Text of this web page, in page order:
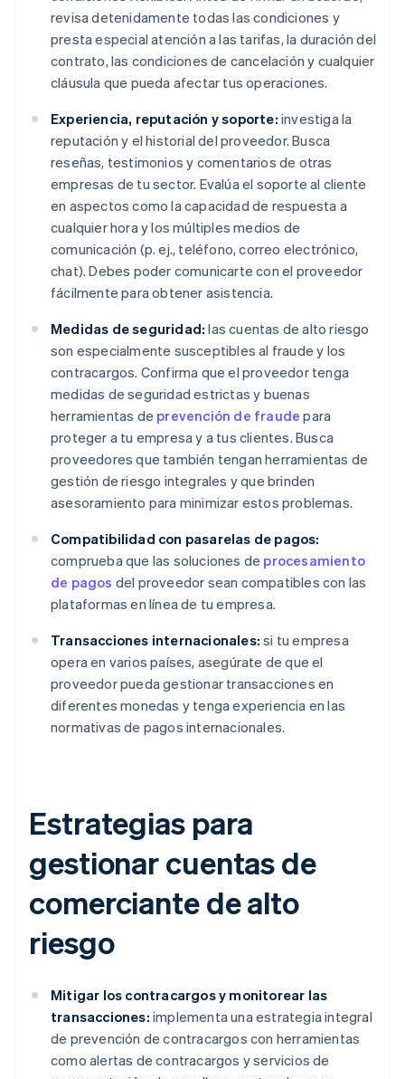
revisa detenidamente todas las condiciones y
presta especial atención a las tarifas, la duración del
contrato, las condiciones de cancelación y cualquier
cláusula que pueda afectar tus operaciones.
Experiencia, reputación y soporte: investiga la
reputación y el historial del proveedor. Busca
reseñas, testimonios y comentarios de otras
empresas de tu sector. Evalúa el soporte al cliente
en aspectos como la capacidad de respuesta a
cualquier hora y los múltiples medios de
comunicación (p. ej., teléfono, correo electrónico,
chat). Debes poder comunicarte con el proveedor
fácilmente para obtener asistencia.
Medidas de seguridad: las cuentas de alto riesgo
son especialmente susceptibles al fraude y los
contracargos. Confirma que el proveedor tenga
medidas de seguridad estrictas y buenas
herramientas de prevención de fraude para
proteger a tu empresa y a tus clientes. Busca
proveedores que también tengan herramientas de
gestión de riesgo integrales y que brinden
asesoramiento para minimizar estos problemas.
Compatibilidad con pasarelas de pagos:
comprueba que las soluciones de procesamiento
de pagos del proveedor sean compatibles con las
plataformas en línea de tu empresa.
Transacciones internacionales: si tu empresa
opera en varios países, asegúrate de que el
proveedor pueda gestionar transacciones en
diferentes monedas y tenga experiencia en las
normativas de pagos internacionales.
Estrategias para
gestionar cuentas de
comerciante de alto
riesgo
Mitigar los contracargos y monitorear las
transacciones: implementa una estrategia integral
de prevención de contracargos con herramientas
como alertas de contracargos y servicios de